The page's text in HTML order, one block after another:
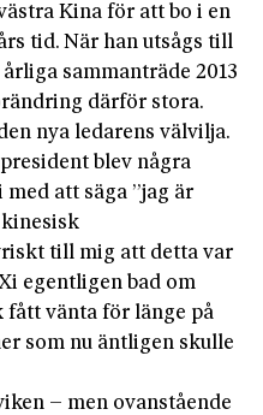
Kina för att bo i en
tid. När han utsågs till
sammanträde 2013
därför stora.
nya ledarens välvilja.
blev några
att säga ”jag är
kinesisk
till mig att detta var
egentligen bad om
vänta för länge på
som nu äntligen skulle
– men ovanstående